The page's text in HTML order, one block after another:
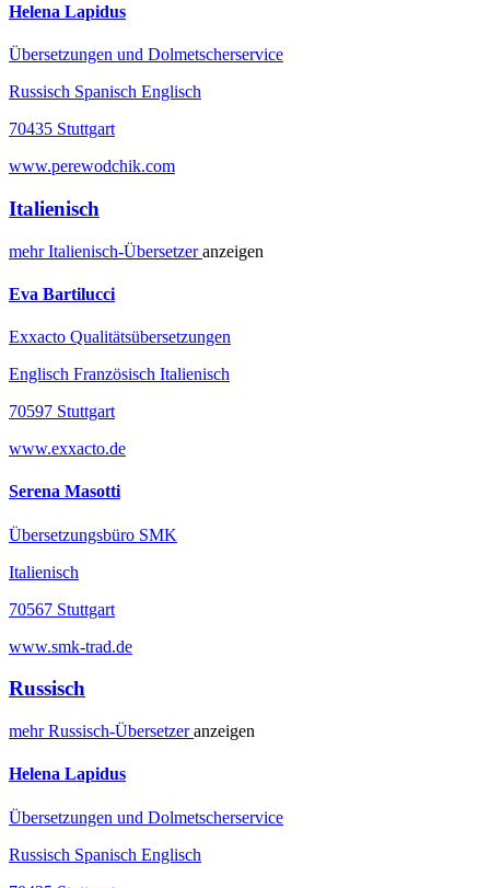
Helena Lapidus
Übersetzungen und Dolmetscherservice
Russisch Spanisch Englisch
70435 Stuttgart
www.perewodchik.com
Italienisch
mehrItalienisch-Übersetzeranzeigen
Eva Bartilucci
Exxacto Qualitätsübersetzungen
Englisch Französisch Italienisch
70597 Stuttgart
www.exxacto.de
Serena Masotti
Übersetzungsbüro SMK
Italienisch
70567 Stuttgart
www.smk-trad.de
Russisch
mehrRussisch-Übersetzeranzeigen
Helena Lapidus
Übersetzungen und Dolmetscherservice
Russisch Spanisch Englisch